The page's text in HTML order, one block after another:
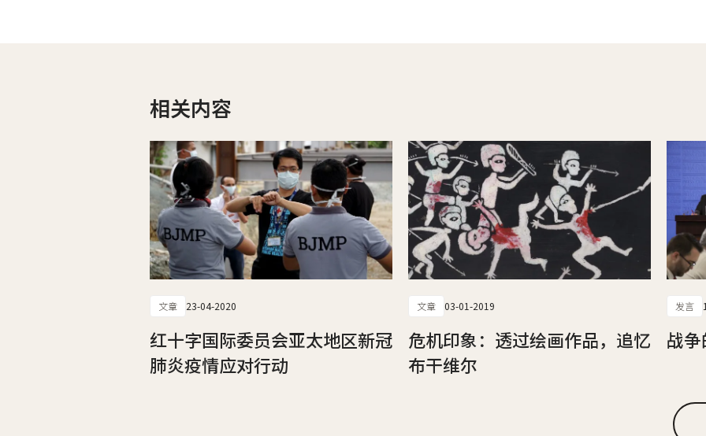
相关内容
文章 23-04-2020
红十字国际委员会亚太地区新冠
肺炎疫情应对行动
文章 03-01-2019
危机印象：透过绘画作品，追忆
布干维尔
发言
战